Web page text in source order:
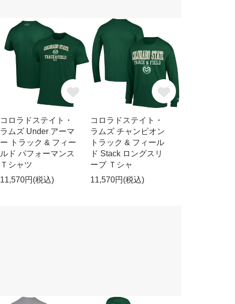
コロラドステイト・
ラムズ Under アーマ
ー トラック & フィー
ルド パフォーマンス
Ｔシャツ
11,570円(税込)
コロラドステイト・
ラムズ チャンピオン
トラック & フィール
ド Stack ロングスリ
ーブ Ｔシャ
11,570円(税込)